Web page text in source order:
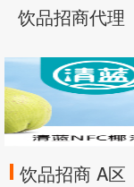
饮品招商代理
饮品招商 A区